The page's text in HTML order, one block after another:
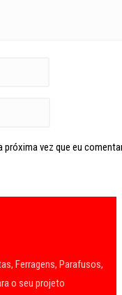
próxima vez que eu
Ferragens, Parafusos,
o seu projeto